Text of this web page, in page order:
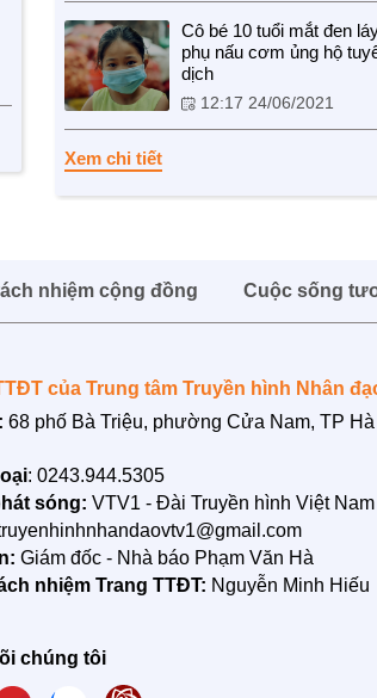
Cô bé 10 tuổi mắt đen
phụ nấu cơm ủng hộ
dịch
12:17 24/06/2021
Xem chi tiết
nhiệm cộng đồng Cuộc sống
của Trung tâm Truyền hình Nhân
68 phố Bà Triệu, phường Cửa Nam, TP Hà
: 0243.944.5305
sóng: VTV1 - Đài Truyền hình Việt Nam
Giám đốc - Nhà báo Phạm Văn Hà
nhiệm Trang TTĐT: Nguyễn Minh Hiếu
chúng tôi